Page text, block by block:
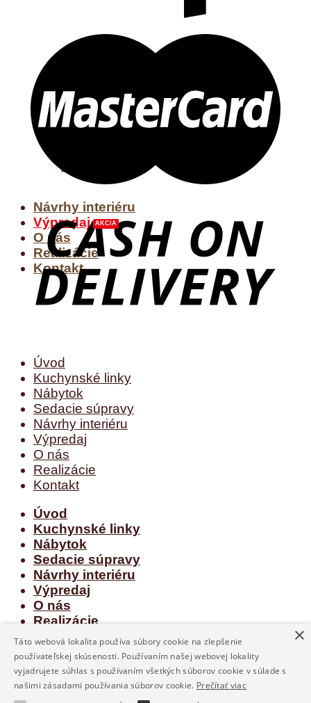
MODERNÁ SEDACIA
SÚPRAVA POSH SAM
Návrhy interiéru
Výpredaj
O nás
Realizácie
Kontakt
Úvod
Kuchynské linky
Nábytok
Sedacie súpravy
Návrhy interiéru
Výpredaj
O nás
Realizácie
Kontakt
Úvod
Kuchynské linky
Nábytok
Sedacie súpravy
Návrhy interiéru
Výpredaj
O nás
Realizácie
Kontakt
Prihlásenie
×
Táto webová lokalita používa súbory cookie na zlepšenie
používateľskej skúsenosti. Používaním našej webovej lokality
vyjadrujete súhlas s používaním všetkých súborov cookie v súlade s
našimi zásadami používania súborov cookie. Prečítať viac